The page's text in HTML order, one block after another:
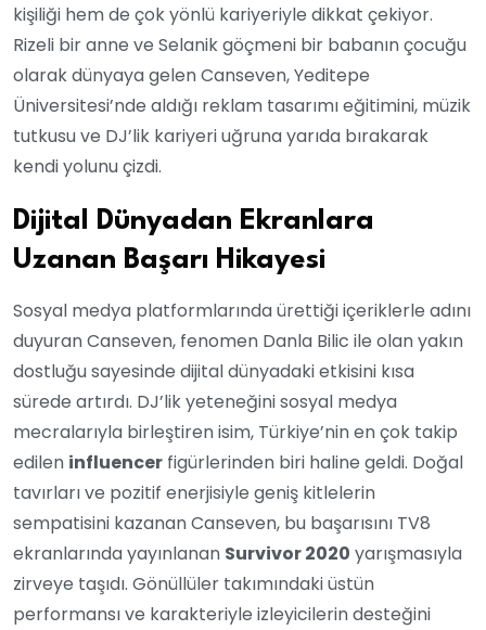
kişiliği hem de çok yönlü kariyeriyle dikkat çekiyor.
Rizeli bir anne ve Selanik göçmeni bir babanın çocuğu
olarak dünyaya gelen Canseven, Yeditepe
Üniversitesi’nde aldığı reklam tasarımı eğitimini, müzik
tutkusu ve DJ’lik kariyeri uğruna yarıda bırakarak
kendi yolunu çizdi.
Dijital Dünyadan Ekranlara
Uzanan Başarı Hikayesi
Sosyal medya platformlarında ürettiği içeriklerle adını
duyuran Canseven, fenomen Danla Bilic ile olan yakın
dostluğu sayesinde dijital dünyadaki etkisini kısa
sürede artırdı. DJ’lik yeteneğini sosyal medya
mecralarıyla birleştiren isim, Türkiye’nin en çok takip
edilen influencer figürlerinden biri haline geldi. Doğal
tavırları ve pozitif enerjisiyle geniş kitlelerin
sempatisini kazanan Canseven, bu başarısını TV8
ekranlarında yayınlanan Survivor 2020 yarışmasıyla
zirveye taşıdı. Gönüllüler takımındaki üstün
performansı ve karakteriyle izleyicilerin desteğini